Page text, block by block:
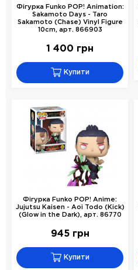
Фігурка Funko POP! Animation:
Sakamoto Days - Taro
Sakamoto (Chase) Vinyl Figure
10cm, арт. 866903
1 400 грн
Купити
Фігурка Funko POP! Anime:
Jujutsu Kaisen - Aoi Todo (Kick)
(Glow in the Dark), арт. 86770
945 грн
Купити